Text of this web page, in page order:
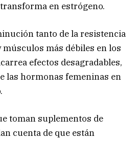
en estrógeno.
tanto de la resistencia
músculos más débiles en los
efectos desagradables,
las hormonas femeninas en
toman suplementos de
cuenta de que están